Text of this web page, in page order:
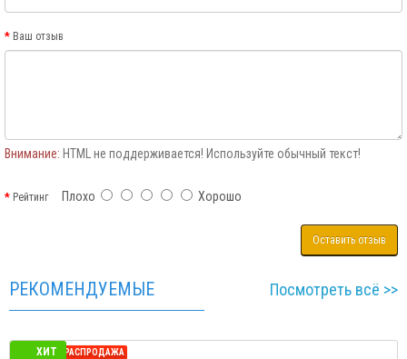
Ваш отзыв
Внимание: HTML не поддерживается! Используйте обычный текст!
РейтингПлохо Хорошо
Оставить отзыв
РЕКОМЕНДУЕМЫЕ Посмотреть всё >>
ХИТ
СЕЗОННАЯ РАСПРОДАЖА